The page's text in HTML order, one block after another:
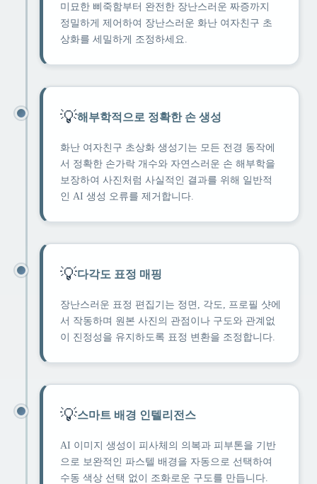
미묘한 삐죽함부터 완전한 장난스러운 짜증까지
정밀하게 제어하여 장난스러운 화난 여자친구 초
상화를 세밀하게 조정하세요.
💡해부학적으로 정확한 손 생성
화난 여자친구 초상화 생성기는 모든 전경 동작에
서 정확한 손가락 개수와 자연스러운 손 해부학을
보장하여 사진처럼 사실적인 결과를 위해 일반적
인 AI 생성 오류를 제거합니다.
💡다각도 표정 매핑
장난스러운 표정 편집기는 정면, 각도, 프로필 샷에
서 작동하며 원본 사진의 관점이나 구도와 관계없
이 진정성을 유지하도록 표정 변환을 조정합니다.
💡스마트 배경 인텔리전스
AI 이미지 생성이 피사체의 의복과 피부톤을 기반
으로 보완적인 파스텔 배경을 자동으로 선택하여
수동 색상 선택 없이 조화로운 구도를 만듭니다.